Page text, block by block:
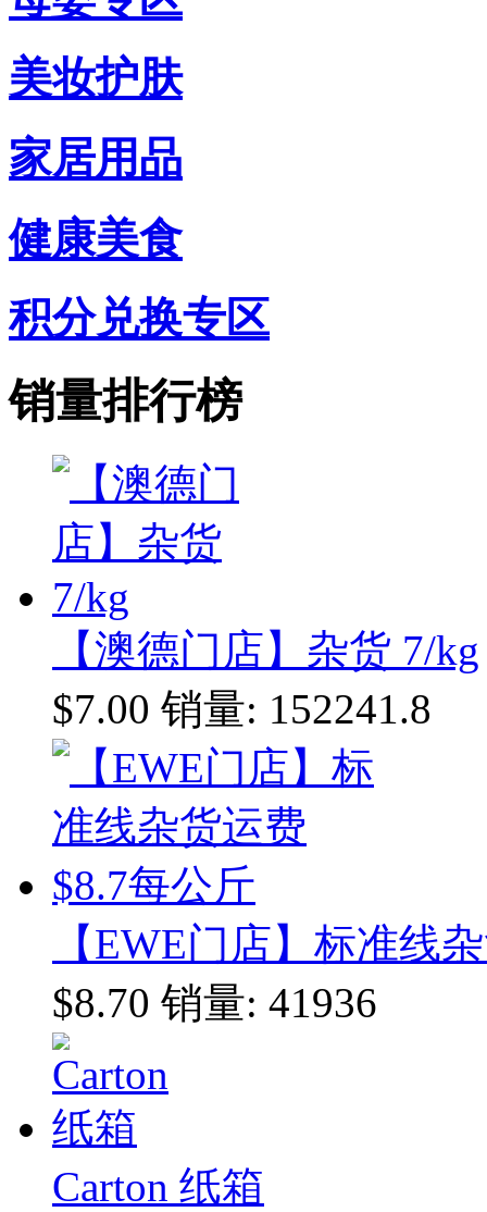
美妆护肤
家居用品
健康美食
积分兑换专区
销量排行榜
【澳德门店】杂货 7/kg
$7.00 销量: 152241.8
【EWE门店】标准线
$8.70 销量: 41936
Carton 纸箱